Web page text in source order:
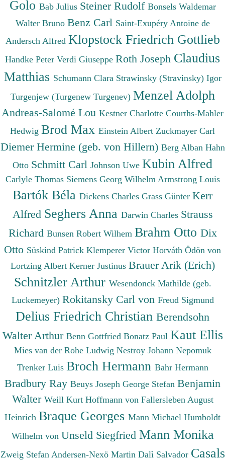
Golo Bab Julius Steiner Rudolf Bonsels Waldemar
Walter Bruno Benz Carl Saint-Exupéry Antoine de
Andersch Alfred Klopstock Friedrich Gottlieb
Handke Peter Verdi Giuseppe Roth Joseph Claudius
Matthias Schumann Clara Strawinsky (Stravinsky) Igor
Turgenjew (Turgenew Turgenev) Menzel Adolph
Andreas-Salomé Lou Kestner Charlotte Courths-Mahler
Hedwig Brod Max Einstein Albert Zuckmayer Carl
Diemer Hermine (geb. von Hillern) Berg Alban Hahn
Otto Schmitt Carl Johnson Uwe Kubin Alfred
Carlyle Thomas Siemens Georg Wilhelm Armstrong Louis
Bartók Béla Dickens Charles Grass Günter Kerr
Alfred Seghers Anna Darwin Charles Strauss
Richard Bunsen Robert Wilhem Brahm Otto Dix
Otto Süskind Patrick Klemperer Victor Horváth Ödön von
Lortzing Albert Kerner Justinus Brauer Arik (Erich)
Schnitzler Arthur Wesendonck Mathilde (geb.
Luckemeyer) Rokitansky Carl von Freud Sigmund
Delius Friedrich Christian Berendsohn
Walter Arthur Benn Gottfried Bonatz Paul Kaut Ellis
Mies van der Rohe Ludwig Nestroy Johann Nepomuk
Trenker Luis Broch Hermann Bahr Hermann
Bradbury Ray Beuys Joseph George Stefan Benjamin
Walter Weill Kurt Hoffmann von Fallersleben August
Heinrich Braque Georges Mann Michael Humboldt
Wilhelm von Unseld Siegfried Mann Monika
Zweig Stefan Andersen-Nexö Martin Dalì Salvador Casals